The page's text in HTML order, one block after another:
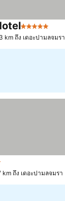
5 ดาว
km ถึง เดอะปามลจมรา
km ถึง เดอะปามลจมรา